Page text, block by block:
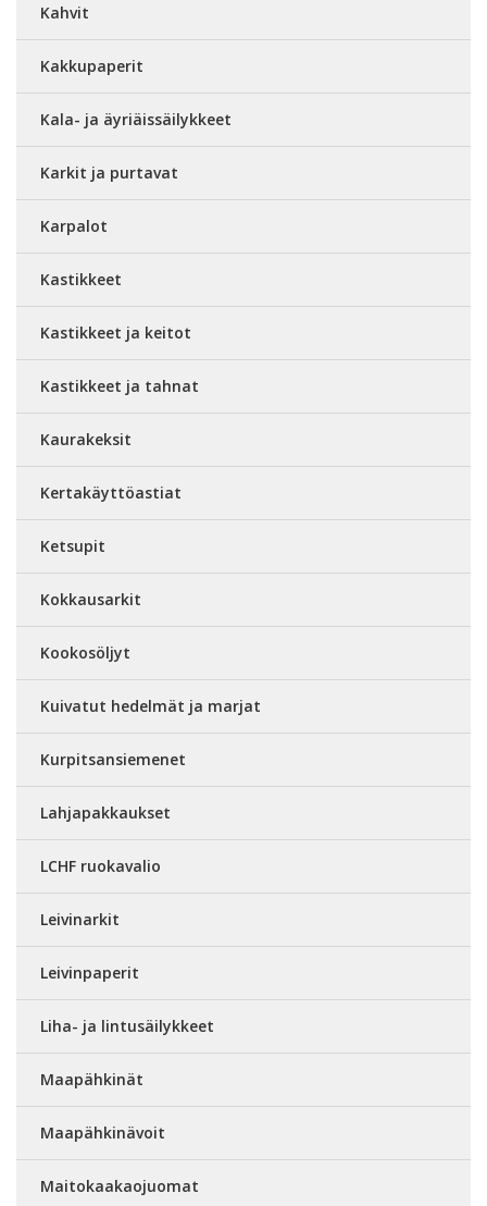
Kahvit
Kakkupaperit
Kala- ja äyriäissäilykkeet
Karkit ja purtavat
Karpalot
Kastikkeet
Kastikkeet ja keitot
Kastikkeet ja tahnat
Kaurakeksit
Kertakäyttöastiat
Ketsupit
Kokkausarkit
Kookosöljyt
Kuivatut hedelmät ja marjat
Kurpitsansiemenet
Lahjapakkaukset
LCHF ruokavalio
Leivinarkit
Leivinpaperit
Liha- ja lintusäilykkeet
Maapähkinät
Maapähkinävoit
Maitokaakaojuomat